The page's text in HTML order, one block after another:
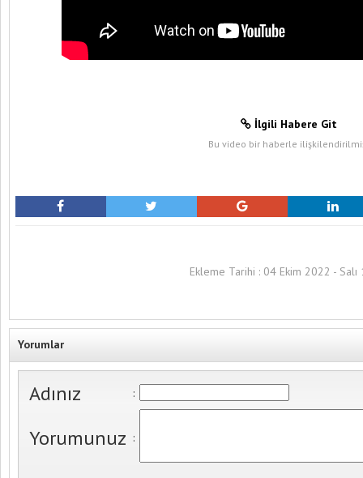
İlgili Habere Git
Bu video bir haberle
Ekleme Tarihi : 04 Ekim 2022 - Salı
Yorumlar
Adınız :
Yorumunuz :